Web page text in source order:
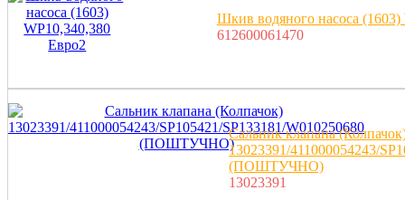
Шкив водяного насоса
612600061470
Сальник клапана
13023391/411000054243/
(ПОШТУЧНО)
13023391